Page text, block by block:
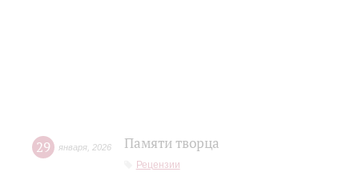
29 января 2026 Памяти творца
Рецензии